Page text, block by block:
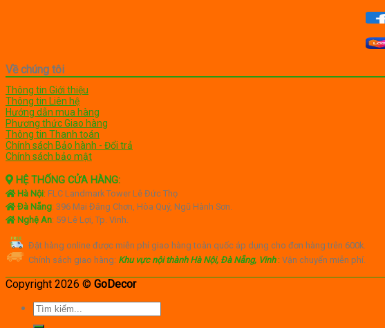
Về chúng tôi
Thông tin Giới thiệu
Thông tin Liên hệ
Hướng dẫn mua hàng
Phương thức Giao hàng
Thông tin Thanh toán
Chính sách Bảo hành - Đổi trả
Chính sách bảo mật
HỆ THỐNG CỬA HÀNG:
Hà Nội: FLC Landmark Tower Lê Đức Thọ
Đà Nẵng: 396 Mai Đăng Chơn, Hòa Quý, Ngũ Hành Sơn.
Nghệ An: 59 Lê Lợi, Tp. Vinh.
Đặt hàng online được miễn phí giao hàng toàn quốc áp dụng cho đơn hàng trên 600k.
Chính sách giao hàng: Khu vực nội thành Hà Nội, Đà Nẵng, Vinh: Vận chuyển miễn phí.
Copyright 2026 © GoDecor
Tìm
kiếm: